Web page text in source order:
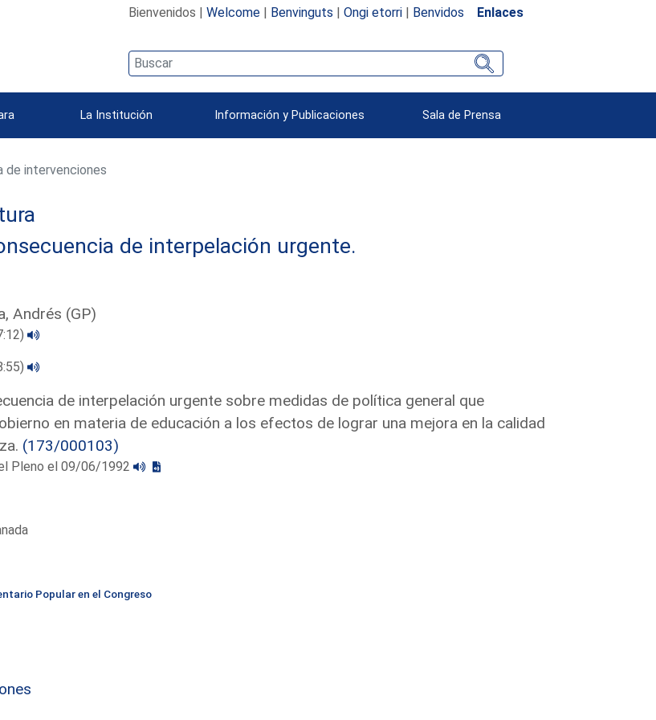
Bienvenidos | Welcome| Benvinguts | Ongi etorri| Benvidos Enlaces
La Institución Información y Publicaciones Sala de Prensa
de intervenciones
de interpelación urgente.
Andrés (GP)
de interpelación urgente sobre medidas de política general que
en materia de educación a los efectos de lograr una mejora en la calidad
(173/000103)
Pleno el 09/06/1992
Popular en el Congreso